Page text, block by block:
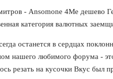
- Ansomone 4Me дешево
категория валютных
останется в сердцах
нашего любимого форума -
резать на кусочки Вкус